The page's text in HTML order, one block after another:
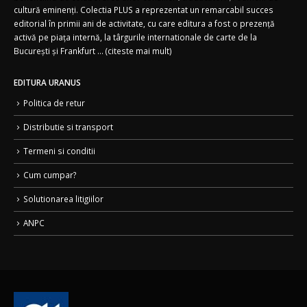
cultură eminenți. Colectia PLUS a reprezentat un remarcabil succes
editorial în primii ani de activitate, cu care editura a fost o prezență
activă pe piața internă, la târgurile internationale de carte de la
București și Frankfurt ... (citeste mai mult)
EDITURA URANUS
Politica de retur
Distributie si transport
Termeni si conditii
Cum cumpar?
Solutionarea litigiilor
ANPC